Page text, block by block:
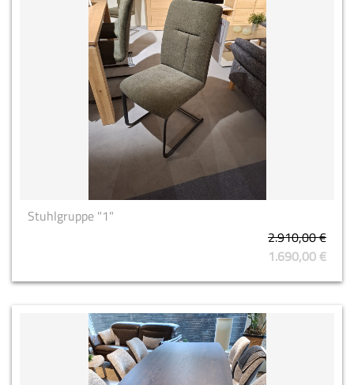
Stuhlgruppe "1"
2.910,00 €
1.690,00 €